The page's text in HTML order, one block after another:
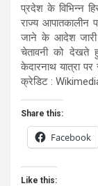
प्रदेश के विभिन्न
राज्य आपातकालीन
जाने के आदेश जारी
चेतावनी को देखते
केदारनाथ यात्रा
क्रेडिट :
Share this:
Facebook
Like this: